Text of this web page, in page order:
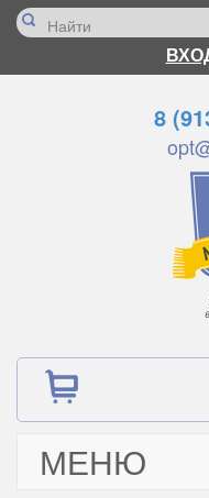
8
МЕНЮ